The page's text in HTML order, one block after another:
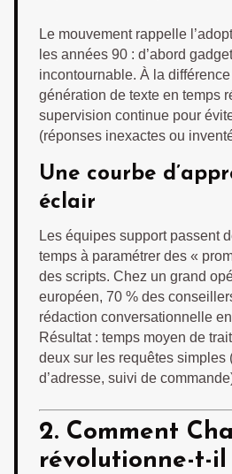
Le mouvement rappelle
les années 90 : d’abord
incontournable. À la
génération de texte en temps
supervision continue pour
(réponses inexactes ou
Une courbe
éclair
Les équipes support passent
temps à paramétrer des «
des scripts. Chez un grand
européen, 70 % des
rédaction conversationnelle
Résultat : temps moyen de
deux sur les requêtes simples
d’adresse, suivi de
2. Comment
révolutionne-t-